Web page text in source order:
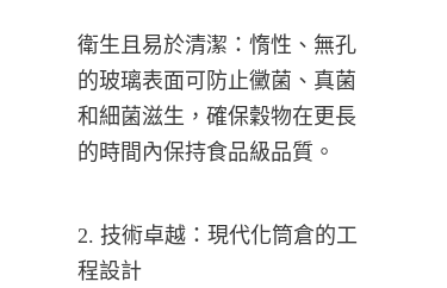
衛生且易於清潔：惰性、無孔
的玻璃表面可防止黴菌、真菌
和細菌滋生，確保穀物在更長
的時間內保持食品級品質。
2. 技術卓越：現代化筒倉的工
程設計